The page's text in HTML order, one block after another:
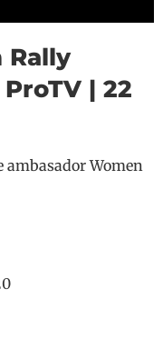
Rally
| 22
Women